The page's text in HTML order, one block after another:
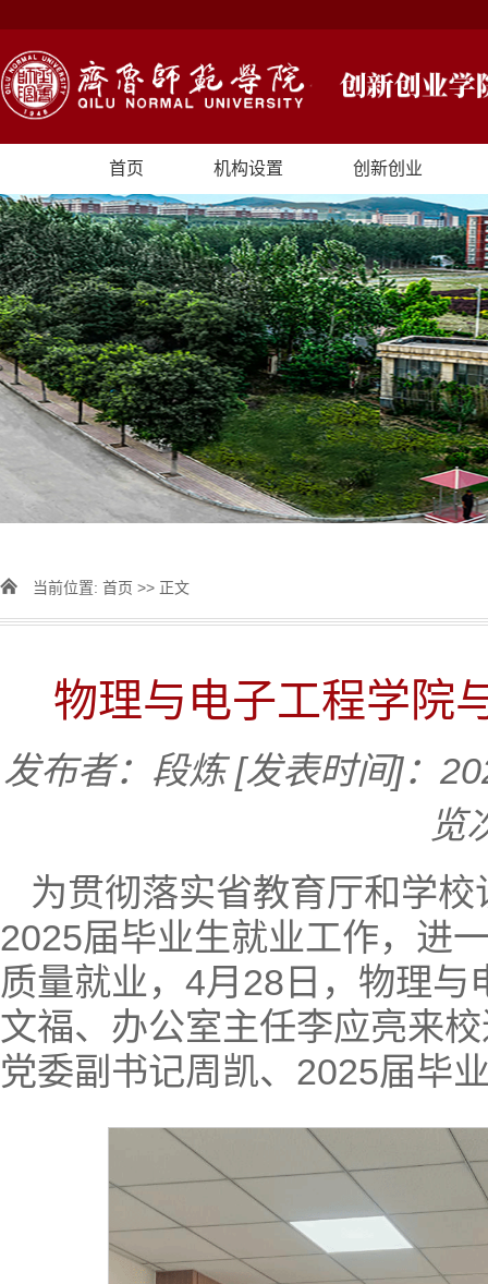
首页 机构设置 创新创业
当前位置: 首页 >> 正文
物理与电子工程学院
发布者：段炼 [发表时间]：
览
为贯彻落实省教育厅和学
2025届毕业生就业工作，进
质量就业，4月28日，物理
文福、办公室主任李应亮来
党委副书记周凯、2025届毕